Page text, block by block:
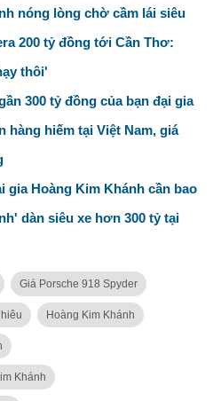
nóng lòng chờ cầm lái siêu
200 tỷ đồng tới Cần Thơ:
thôi'
300 tỷ đồng của bạn đại gia
hàng hiếm tại Việt Nam, giá
gia Hoàng Kim Khánh cần bao
dàn siêu xe hơn 300 tỷ tại
Giá Porsche 918 Spyder
Hoàng Kim Khánh
Khánh